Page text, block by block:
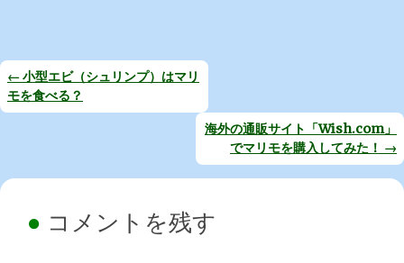
投
ビ
←小型エビ（シュリンプ）はマリ
モを食べる？
海外の通販サイト「Wish.com」
でマリモを購入してみた！ →
コメントを残す